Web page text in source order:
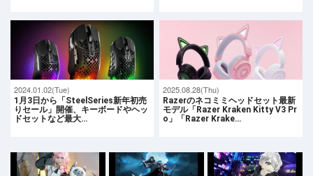
2024.01.02(Tue)
1月3日から「SteelSeries新年初売
りセール」開催、キーボードやヘッ
ドセットなど最大…
2025.08.28(Thu)
Razerのネコミミヘッドセット最新
モデル「Razer Kraken Kitty V3 Pr
o」「Razer Krake…